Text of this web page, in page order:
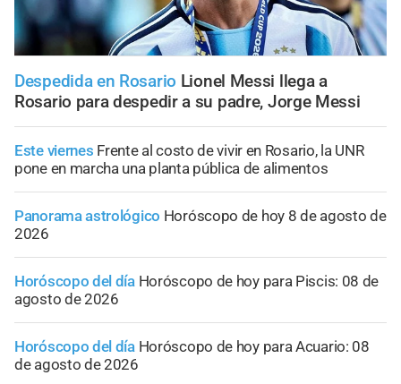
Despedida en Rosario Lionel Messi llega a
Rosario para despedir a su padre, Jorge Messi
Este viernes Frente al costo de vivir en Rosario, la UNR
pone en marcha una planta pública de alimentos
Panorama astrológico Horóscopo de hoy 8 de agosto de
2026
Horóscopo del día Horóscopo de hoy para Piscis: 08 de
agosto de 2026
Horóscopo del día Horóscopo de hoy para Acuario: 08
de agosto de 2026